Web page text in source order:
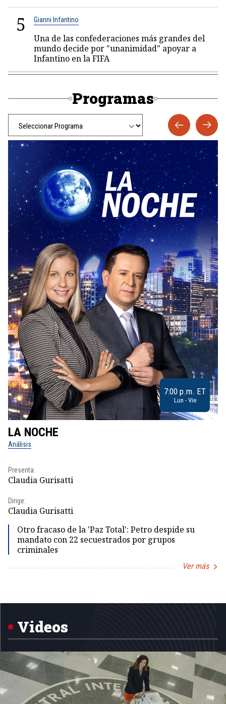
5 Gianni Infantino
Una de las confederaciones más grandes del
mundo decide por "unanimidad" apoyar a
Infantino en la FIFA
Programas
7:00 p.m. ET
Lun - Vie
LA NOCHE
Análisis
Presenta:
Claudia Gurisatti
Dirige:
Claudia Gurisatti
Otro fracaso de la 'Paz Total': Petro despide su
mandato con 22 secuestrados por grupos
criminales
Ver más
5
Videos